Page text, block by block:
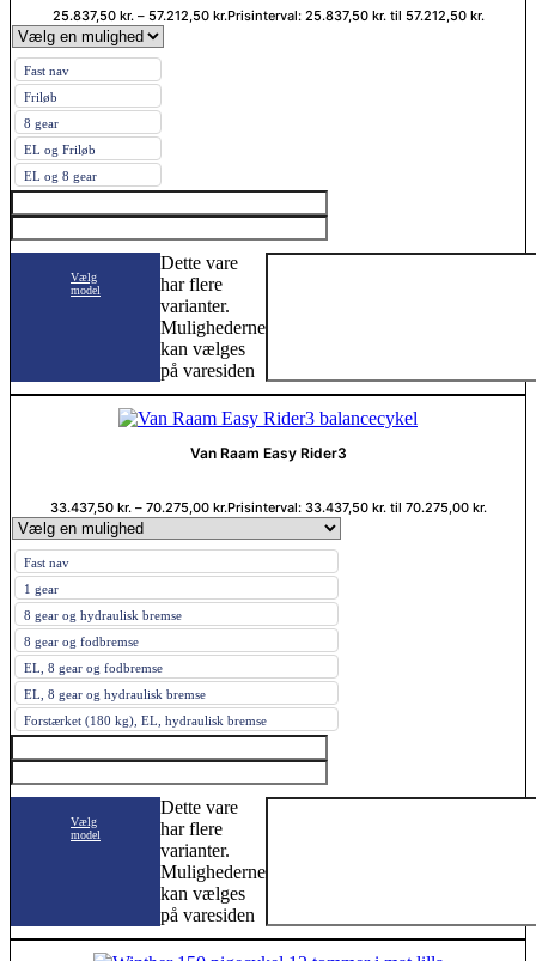
25.837,50 kr. – 57.212,50 kr.Prisinterval: 25.837,50 kr. til 57.212,50 kr.
Fast nav
Friløb
8 gear
EL og Friløb
EL og 8 gear
Vælg
model
Dette vare
har flere
varianter.
Mulighederne
kan vælges
på varesiden
Van Raam Easy Rider3
33.437,50 kr. – 70.275,00 kr.Prisinterval: 33.437,50 kr. til 70.275,00 kr.
Fast nav
1 gear
8 gear og hydraulisk bremse
8 gear og fodbremse
EL, 8 gear og fodbremse
EL, 8 gear og hydraulisk bremse
Forstærket (180 kg), EL, hydraulisk bremse
Vælg
model
Dette vare
har flere
varianter.
Mulighederne
kan vælges
på varesiden